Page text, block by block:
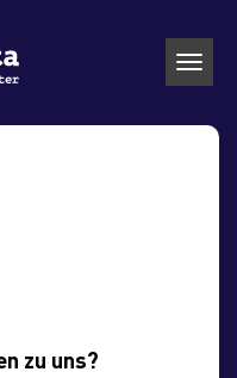
zu uns?